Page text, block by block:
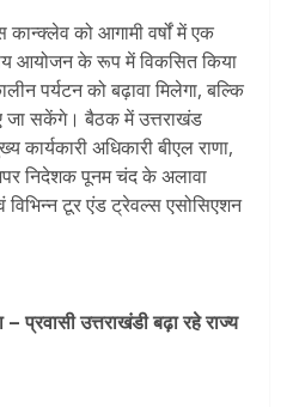
कान्क्लेव को आगामी वर्षों में एक
आयोजन के रूप में विकसित किया
पर्यटन को बढ़ावा मिलेगा, बल्कि
जा सकेंगे। बैठक में उत्तराखंड
कार्यकारी अधिकारी बीएल राणा,
निदेशक पूनम चंद के अलावा
टूर एंड ट्रेवल्स एसोसिएशन
प्रवासी उत्तराखंडी बढ़ा रहे राज्य